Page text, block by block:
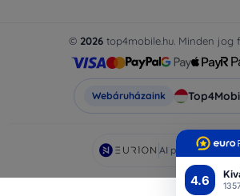
4.6
© 2026 top4mobile.hu. Minden jog
Webáruházaink
AI powered by